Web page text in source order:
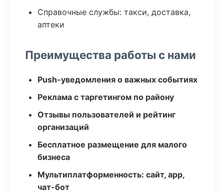
Справочные службы: такси, доставка,
аптеки
Преимущества работы с нами
Push-уведомления о важных событиях
Реклама с таргетингом по району
Отзывы пользователей и рейтинг
организаций
Бесплатное размещение для малого
бизнеса
Мультиплатформенность: сайт, app,
чат-бот